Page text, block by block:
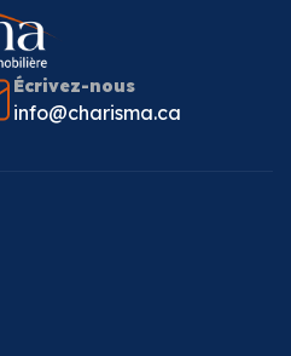
Écrivez-nous
info@charisma.ca